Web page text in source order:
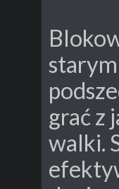
grać z
walki.